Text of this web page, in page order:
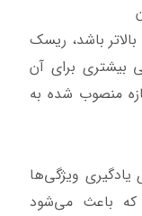
باشد، ریسک
بیشتری برای آن
منصوب شده به
ویژگی‌ها
که باعث می‌شود